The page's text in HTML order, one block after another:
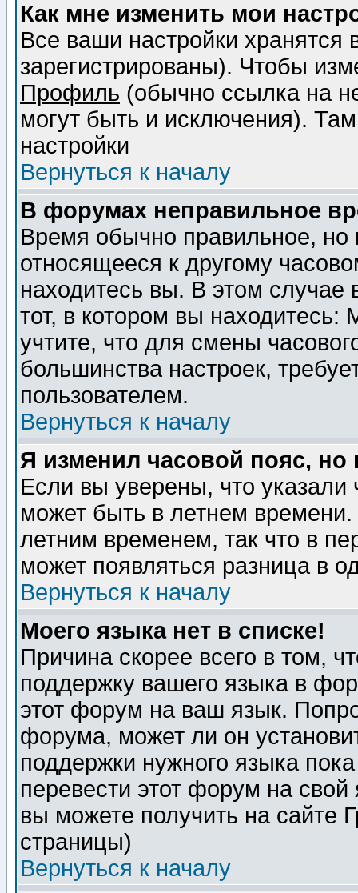
Как мне изменить мои
Все ваши настройки
зарегистрированы). Чтобы
Профиль (обычно ссылка на
могут быть и исключения).
настройки
Вернуться к началу
В форумах неправильное
Время обычно правильное,
относящееся к другому
находитесь вы. В этом
тот, в котором вы
учтите, что для смены
большинства настроек,
пользователем.
Вернуться к началу
Я изменил часовой пояс,
Если вы уверены, что указали
может быть в летнем
летним временем, так что в
может появляться разница в
Вернуться к началу
Моего языка нет в списке!
Причина скорее всего в том,
поддержку вашего языка в
этот форум на ваш язык.
форума, может ли он
поддержки нужного языка
перевести этот форум на
вы можете получить на сайте
страницы)
Вернуться к началу